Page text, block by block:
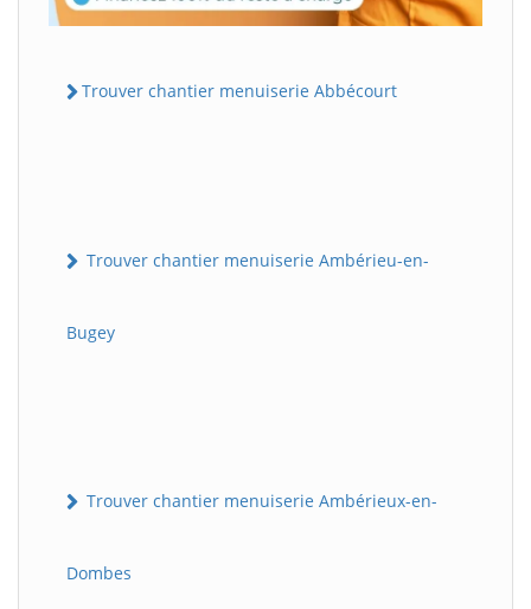
Trouver chantier menuiserie Abbécourt
Trouver chantier menuiserie Ambérieu-en-
Bugey
Trouver chantier menuiserie Ambérieux-en-
Dombes